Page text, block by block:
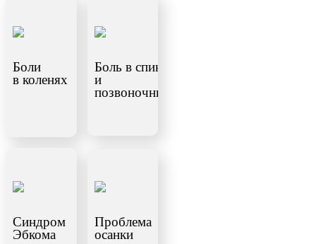
Боли
в коленях
Боль в спине
и
позвоночнике
Синдром
Эбкома
Проблема
осанки